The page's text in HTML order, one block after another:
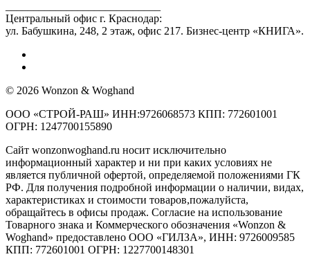
Центральный офис г. Краснодар:
ул. Бабушкина, 248, 2 этаж, офис 217. Бизнес-центр «КНИГА».
© 2026 Wonzon & Woghand
ООО «СТРОЙ-РАШ» ИНН:9726068573 КПП: 772601001
ОГРН: 1247700155890
Сайт wonzonwoghand.ru носит исключительно
информационный характер и ни при каких условиях не
является публичной офертой, определяемой положениями ГК
РФ. Для получения подробной информации о наличии, видах,
характеристиках и стоимости товаров,пожалуйста,
обращайтесь в офисы продаж. Согласие на использование
Товарного знака и Коммерческого обозначения «Wonzon &
Woghand» предоставлено OOO «ГИЛЗА», ИНН: 9726009585
КПП: 772601001 ОГРН: 1227700148301